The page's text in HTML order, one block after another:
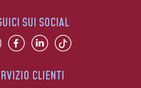
CLIENTI
SUI SOCIAL